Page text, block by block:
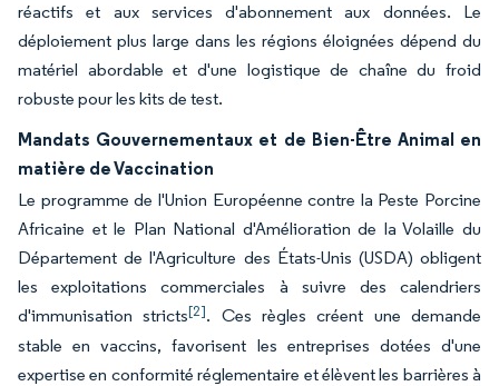
réactifs et aux services d'abonnement aux données. Le
déploiement plus large dans les régions éloignées dépend du
matériel abordable et d'une logistique de chaîne du froid
robuste pour les kits de test.
Mandats Gouvernementaux et de Bien-Être Animal en
matière de Vaccination
Le programme de l'Union Européenne contre la Peste Porcine
Africaine et le Plan National d'Amélioration de la Volaille du
Département de l'Agriculture des États-Unis (USDA) obligent
les exploitations commerciales à suivre des calendriers
d'immunisation stricts[2]. Ces règles créent une demande
stable en vaccins, favorisent les entreprises dotées d'une
expertise en conformité réglementaire et élèvent les barrières à